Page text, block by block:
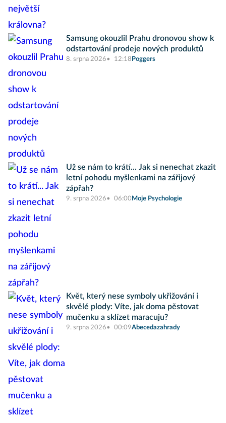
Samsung okouzlil Prahu dronovou show k
odstartování prodeje nových produktů
8. srpna 2026 12:18 Poggers
Už se nám to krátí... Jak si nenechat zkazit
letní pohodu myšlenkami na zářijový
zápřah?
9. srpna 2026 06:00 Moje Psychologie
Květ, který nese symboly ukřižování i
skvělé plody: Víte, jak doma pěstovat
mučenku a sklízet maracuju?
9. srpna 2026 00:09Abecedazahrady